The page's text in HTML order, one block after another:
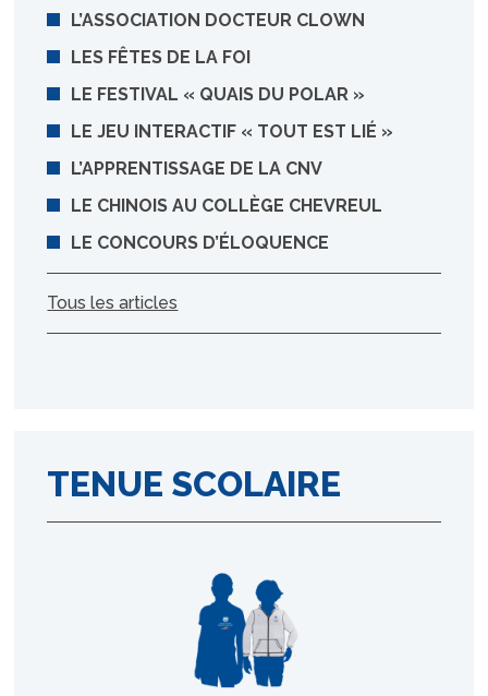
L’ASSOCIATION DOCTEUR CLOWN
LES FÊTES DE LA FOI
LE FESTIVAL « QUAIS DU POLAR »
LE JEU INTERACTIF « TOUT EST LIÉ »
L’APPRENTISSAGE DE LA CNV
LE CHINOIS AU COLLÈGE CHEVREUL
LE CONCOURS D’ÉLOQUENCE
Tous les articles
TENUE SCOLAIRE